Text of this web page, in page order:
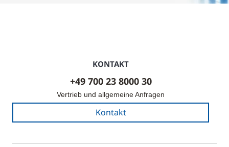
KONTAKT
+49 700 23 8000 30
Vertrieb und allgemeine Anfragen
Kontakt